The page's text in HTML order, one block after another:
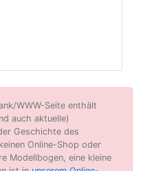
WWW-Seite enthält
auch aktuelle)
Geschichte des
Online-Shop oder
Modellbogen, eine kleine